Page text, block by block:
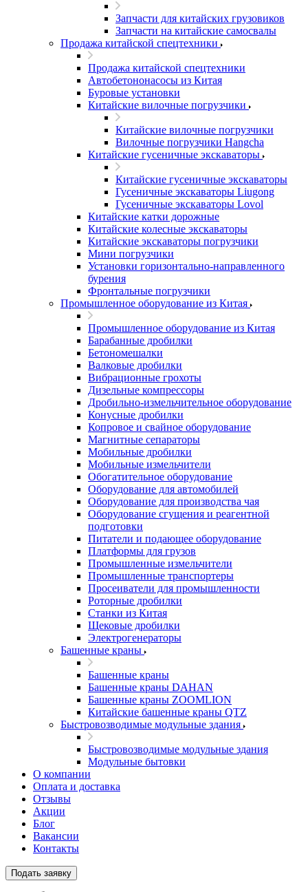
Запчасти для китайских грузовиков
Запчасти на китайские самосвалы
Продажа китайской спецтехники
Продажа китайской спецтехники
Автобетононасосы из Китая
Буровые установки
Китайские вилочные погрузчики
Китайские вилочные погрузчики
Вилочные погрузчики Hangcha
Китайские гусеничные экскаваторы
Китайские гусеничные экскаваторы
Гусеничные экскаваторы Liugong
Гусеничные экскаваторы Lovol
Китайские катки дорожные
Китайские колесные экскаваторы
Китайские экскаваторы погрузчики
Мини погрузчики
Установки горизонтально-направленного
бурения
Фронтальные погрузчики
Промышленное оборудование из Китая
Промышленное оборудование из Китая
Барабанные дробилки
Бетономешалки
Валковые дробилки
Вибрационные грохоты
Дизельные компрессоры
Дробильно-измельчительное оборудование
Конусные дробилки
Копровое и свайное оборудование
Магнитные сепараторы
Мобильные дробилки
Мобильные измельчители
Обогатительное оборудование
Оборудование для автомобилей
Оборудование для производства чая
Оборудование сгущения и реагентной
подготовки
Питатели и подающее оборудование
Платформы для грузов
Промышленные измельчители
Промышленные транспортеры
Просеиватели для промышленности
Роторные дробилки
Станки из Китая
Щековые дробилки
Электрогенераторы
Башенные краны
Башенные краны
Башенные краны DAHAN
Башенные краны ZOOMLION
Китайские башенные краны QTZ
Быстровозводимые модульные здания
Быстровозводимые модульные здания
Модульные бытовки
О компании
Оплата и доставка
Отзывы
Акции
Блог
Вакансии
Контакты
Подать заявку